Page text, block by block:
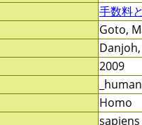
手数料
Goto,
2009
Homo
sapiens